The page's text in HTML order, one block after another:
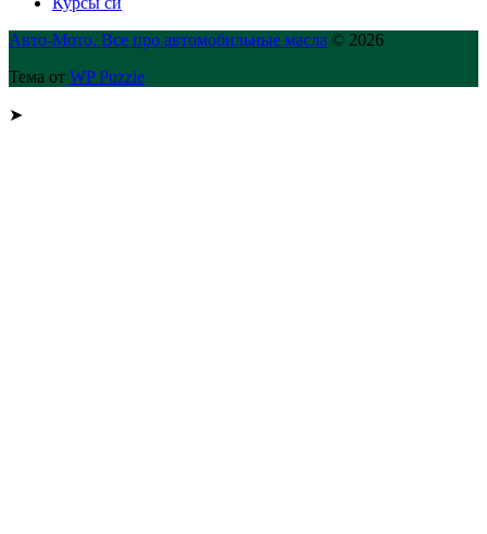
Авто-Мото. Все про автомобильные масла © 2026
Тема от WP Puzzle
➤